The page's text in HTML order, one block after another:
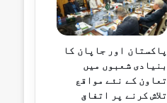
پاکستان اور جاپان کا
بنیادی شعبوں میں
تعاون کے نئے مواقع
تلاش کرنے پر اتفاق